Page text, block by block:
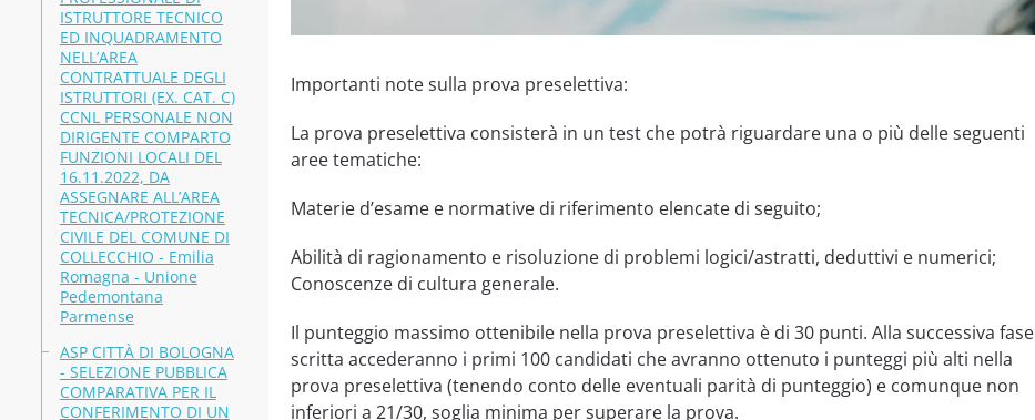
ISTRUTTORE TECNICO
ED INQUADRAMENTO
NELL’AREA
CONTRATTUALE DEGLI
ISTRUTTORI (EX. CAT. C)
CCNL PERSONALE NON
DIRIGENTE COMPARTO
FUNZIONI LOCALI DEL
16.11.2022, DA
ASSEGNARE ALL’AREA
TECNICA/PROTEZIONE
CIVILE DEL COMUNE DI
COLLECCHIO - Emilia
Romagna - Unione
Pedemontana
Parmense
ASP CITTÀ DI BOLOGNA
- SELEZIONE PUBBLICA
COMPARATIVA PER IL
CONFERIMENTO DI UN
Importanti note sulla prova preselettiva:
La prova preselettiva consisterà in un test che potrà riguardare una o più delle seguenti
aree tematiche:
Materie d’esame e normative di riferimento elencate di seguito;
Abilità di ragionamento e risoluzione di problemi logici/astratti, deduttivi e numerici;
Conoscenze di cultura generale.
Il punteggio massimo ottenibile nella prova preselettiva è di 30 punti. Alla successiva fase
scritta accederanno i primi 100 candidati che avranno ottenuto i punteggi più alti nella
prova preselettiva (tenendo conto delle eventuali parità di punteggio) e comunque non
inferiori a 21/30, soglia minima per superare la prova.